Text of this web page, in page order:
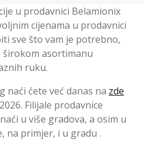
u prodavnici Belamionix
cijenama u prodavnici
sve što vam je potrebno,
širokom asortimanu
ruku.
naći ćete već danas na zde
Filijale prodavnice
u više gradova, a osim u
na primjer, i u gradu .